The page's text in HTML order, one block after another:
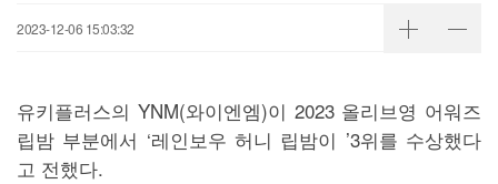
2023-12-06 15:03:32
유키플러스의 YNM(와이엔엠)이 2023 올리브영 어워즈
립밤 부분에서 ‘레인보우 허니 립밤이 ’3위를 수상했다
고 전했다.